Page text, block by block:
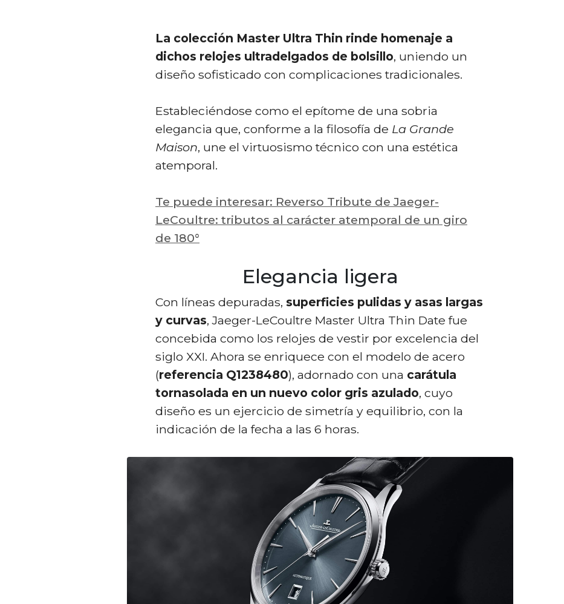
La colección Master Ultra Thin rinde homenaje a
dichos relojes ultradelgados de bolsillo, uniendo un
diseño sofisticado con complicaciones tradicionales.
Estableciéndose como el epítome de una sobria
elegancia que, conforme a la filosofía de La Grande
Maison, une el virtuosismo técnico con una estética
atemporal.
Te puede interesar: Reverso Tribute de Jaeger-
LeCoultre: tributos al carácter atemporal de un giro
de 180°
Elegancia ligera
Con líneas depuradas, superficies pulidas y asas largas
y curvas, Jaeger-LeCoultre Master Ultra Thin Date fue
concebida como los relojes de vestir por excelencia del
siglo XXI. Ahora se enriquece con el modelo de acero
(referencia Q1238480), adornado con una carátula
tornasolada en un nuevo color gris azulado, cuyo
diseño es un ejercicio de simetría y equilibrio, con la
indicación de la fecha a las 6 horas.